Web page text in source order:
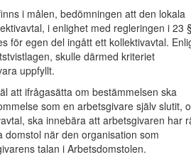
i målen, bedömningen att den lokala
i enlighet med regleringen i 23 §
för egen del ingått ett kollektivavtal.
skulle därmed kriteriet
uppfyllt.
att ifrågasätta om bestämmelsen ska
som en arbetsgivare själv slutit,
ska innebära att arbetsgivaren har
när den organisation som
talan i Arbetsdomstolen.